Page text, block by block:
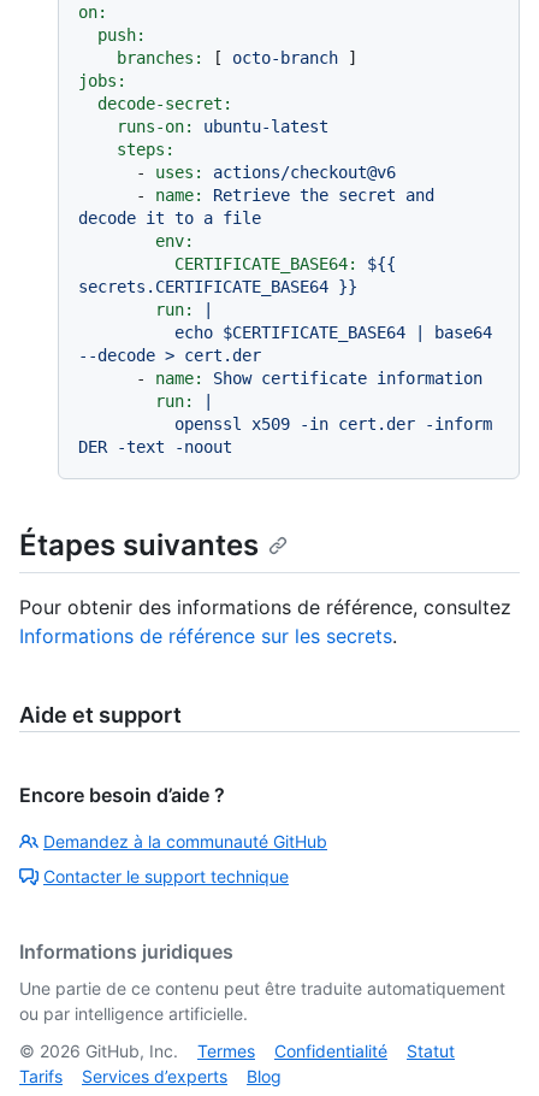
on:
push:
branches:
[ octo-branch
jobs:
decode-secret:
runs-on:
ubuntu-latest
steps:
-
uses:
actions/checkout@v6
-
name: Retrieve the secret
and
decode it to a file
env:
CERTIFICATE_BASE64:
${{
secrets.CERTIFICATE_BASE64 }}
run:
|
-
name: Show certificate information
run:
|
Étapes suivantes
Pour obtenir des informations de référence, consultez
Informations de référence sur les secrets.
Aide et support
Encore besoin d’aide ?
Demandez à la communauté GitHub
Contacter le support technique
Informations juridiques
Une partie de ce contenu peut être traduite automatiquement
ou par intelligence artificielle.
© 2026 GitHub, Inc. Termes Confidentialité
Statut
Tarifs
Services d’experts Blog